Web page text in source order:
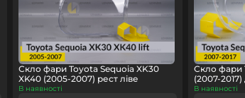
Скло фари Toyota Sequoia XK30
XK40 (2005-2007) рест ліве
В наявності
Скло фари
(2007-
В наявності